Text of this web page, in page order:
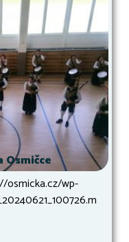
Osmičce
osmicka.cz/wp-